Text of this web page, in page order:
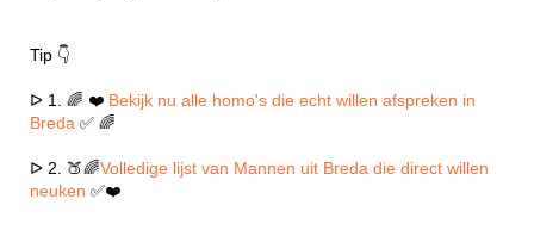
Tip 👇
ᐅ 1. 🌈 ❤️ Bekijk nu alle homo's die echt willen afspreken in
Breda ✅ 🌈
ᐅ 2. 🍑🌈Volledige lijst van Mannen uit Breda die direct willen
neuken ✅❤️